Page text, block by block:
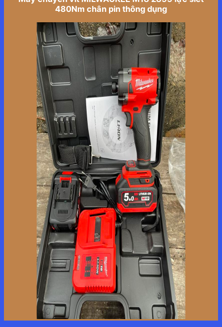
480Nm chân pin thông dụng